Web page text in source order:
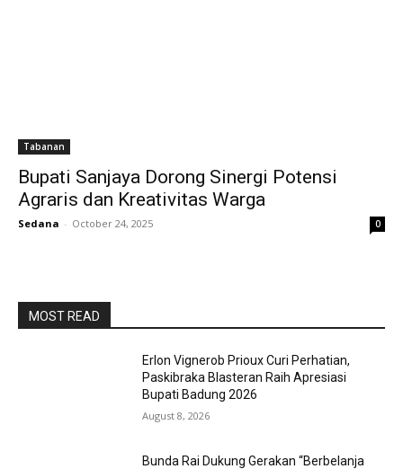
Tabanan
Bupati Sanjaya Dorong Sinergi Potensi
Agraris dan Kreativitas Warga
Sedana - October 24, 2025 0
MOST READ
Erlon Vignerob Prioux Curi Perhatian,
Paskibraka Blasteran Raih Apresiasi
Bupati Badung 2026
August 8, 2026
Bunda Rai Dukung Gerakan “Berbelanja